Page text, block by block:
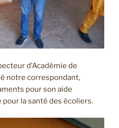
d’Académie de
notre correspondant,
pour son aide
la santé des écoliers.